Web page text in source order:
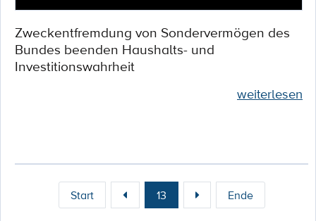
Zweckentfremdung von Sondervermögen des
Bundes beenden Haushalts- und
Investitionswahrheit
weiterlesen
Start 13 Ende